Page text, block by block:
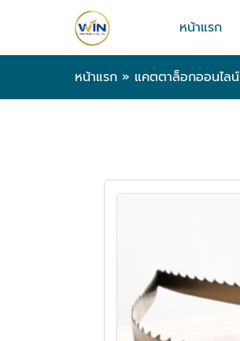
หน้าแรก
หน้าแรก » แคตตาล็อกออนไลน์